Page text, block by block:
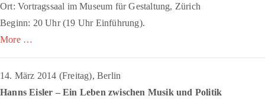
Ort: Vortragssaal im Museum für Gestaltung, Zürich
Beginn: 20 Uhr (19 Uhr Einführung).
More …
14. März 2014 (Freitag), Berlin
Hanns Eisler – Ein Leben zwischen Musik und Politik